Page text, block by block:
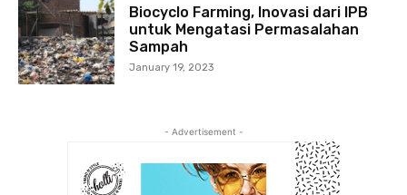
Biocyclo Farming, Inovasi dari IPB
untuk Mengatasi Permasalahan
Sampah
January 19, 2023
- Advertisement -